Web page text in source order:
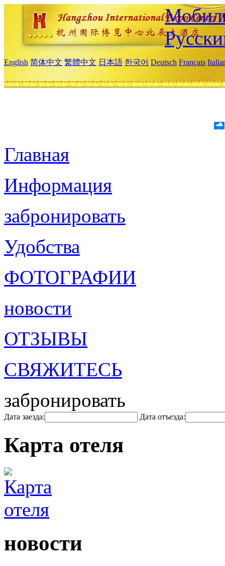
English 简体中文 繁體中文 日本語 한국어 Deutsch Français
Главная
Информация
забронировать
Удобства
ФОТОГРАФИИ
новости
ОТЗЫВЫ
СВЯЖИТЕСЬ
забронировать
Дата заезда: Дата отъезда:
Карта отеля
новости